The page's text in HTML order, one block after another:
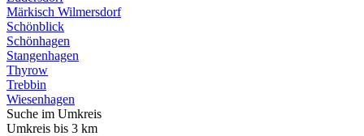
Märkisch Wilmersdorf
Schönblick
Schönhagen
Stangenhagen
Thyrow
Trebbin
Wiesenhagen
Suche im Umkreis
Umkreis bis 3 km